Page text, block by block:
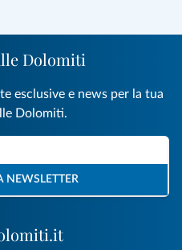
Dolomiti
esclusive e news per la tua
Dolomiti.
NEWSLETTER